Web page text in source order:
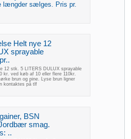
længder sælges. Pris pr.
Helt nye 12
sprayable
12 stk. 5 LITERS DULUX sprayable
ved køb af 10 eller flere 110kr.
brun og pine. Lyse brun ligner
kontaktes på tlf
BSN
smag.
..